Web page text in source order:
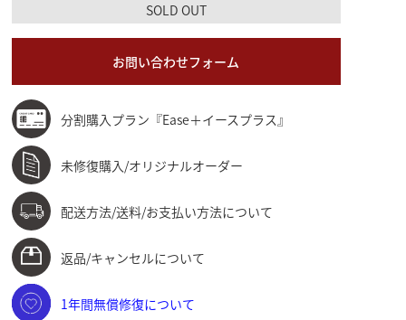
SOLD OUT
お問い合わせフォーム
分割購入プラン『Ease＋イースプラス』
未修復購入/オリジナルオーダー
配送方法/送料/お支払い方法について
返品/キャンセルについて
1年間無償修復について